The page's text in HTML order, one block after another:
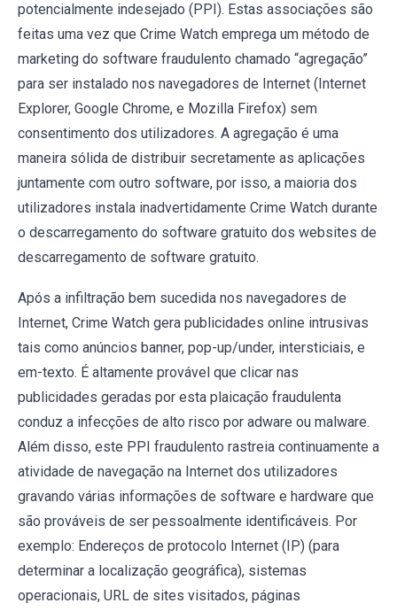
potencialmente indesejado (PPI). Estas associações são
feitas uma vez que Crime Watch emprega um método de
marketing do software fraudulento chamado “agregação”
para ser instalado nos navegadores de Internet (Internet
Explorer, Google Chrome, e Mozilla Firefox) sem
consentimento dos utilizadores. A agregação é uma
maneira sólida de distribuir secretamente as aplicações
juntamente com outro software, por isso, a maioria dos
utilizadores instala inadvertidamente Crime Watch durante
o descarregamento do software gratuito dos websites de
descarregamento de software gratuito.
Após a infiltração bem sucedida nos navegadores de
Internet, Crime Watch gera publicidades online intrusivas
tais como anúncios banner, pop-up/under, intersticiais, e
em-texto. É altamente provável que clicar nas
publicidades geradas por esta plaicação fraudulenta
conduz a infecções de alto risco por adware ou malware.
Além disso, este PPI fraudulento rastreia continuamente a
atividade de navegação na Internet dos utilizadores
gravando várias informações de software e hardware que
são prováveis de ser pessoalmente identificáveis. Por
exemplo: Endereços de protocolo Internet (IP) (para
determinar a localização geográfica), sistemas
operacionais, URL de sites visitados, páginas